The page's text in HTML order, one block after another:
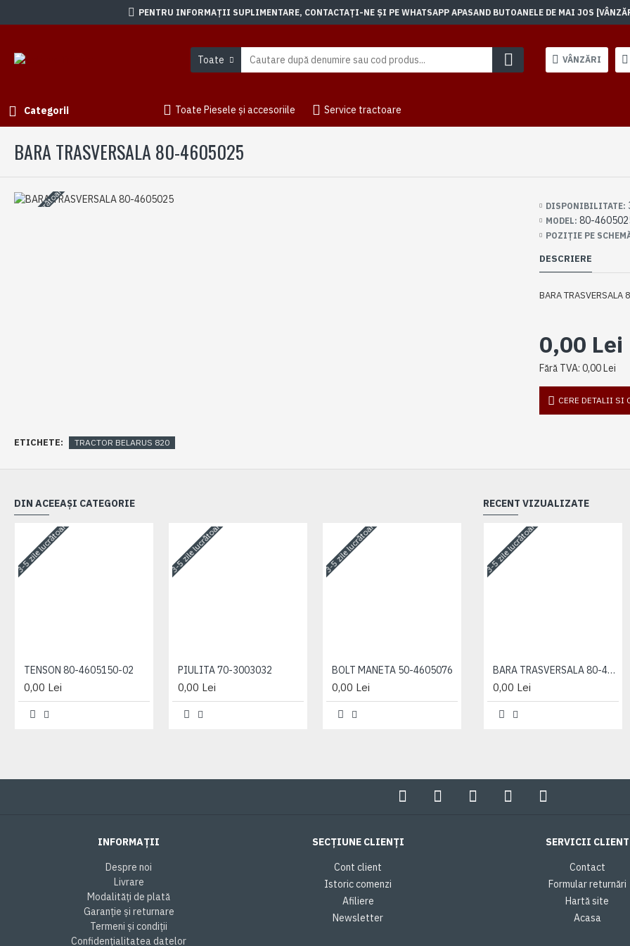
PENTRU INFORMAȚII SUPLIMENTARE, CONTACTAȚI-NE ȘI PE WHATSAPP APASAND BUTOANELE DE MAI JOS
Toate VÂNZĂRI
Categorii Toate Piesele și accesoriile Service tractoare
BARA TRASVERSALA 80-4605025
3-5 zile lucrătoare
DESCRIERE
BARA
DISPONIBILITATE:
MODEL: 80-
POZIȚIE PE
0,00 Lei
Fără TVA: 0,00 Lei
CERE DETALII SI
ETICHETE: TRACTOR BELARUS 820
DIN ACEEAȘI CATEGORIE
3-5 zile lucrătoare
TENSON 80-4605150-02
0,00 Lei
3-5 zile lucrătoare
PIULITA 70-3003032
0,00 Lei
3-5 zile lucrătoare
BOLT MANETA 50-4605076
0,00 Lei
3-5 zile lucrătoare
ARC SUSPENSIE SPATE 21A-1601150
0,00 Lei
RECENT VIZUALIZATE
3-5 zile lucrătoare
BARA TRASVERSALA 80-4605025
0,00 Lei
INFORMAȚII
Despre noi
Livrare
Modalități de plată
Garanție și returnare
Termeni și condiții
Confidențialitatea datelor
SECȚIUNE CLIENȚI
Cont client
Istoric comenzi
Afiliere
Newsletter
SERVICII CLIENT
Contact
Formular returnări
Hartă site
Acasa